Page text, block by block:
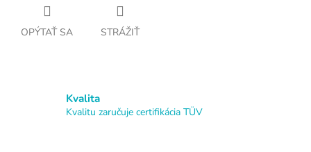
OPÝTAŤ SA STRÁŽIŤ
Kvalita
Kvalitu zaručuje certifikácia TÜV